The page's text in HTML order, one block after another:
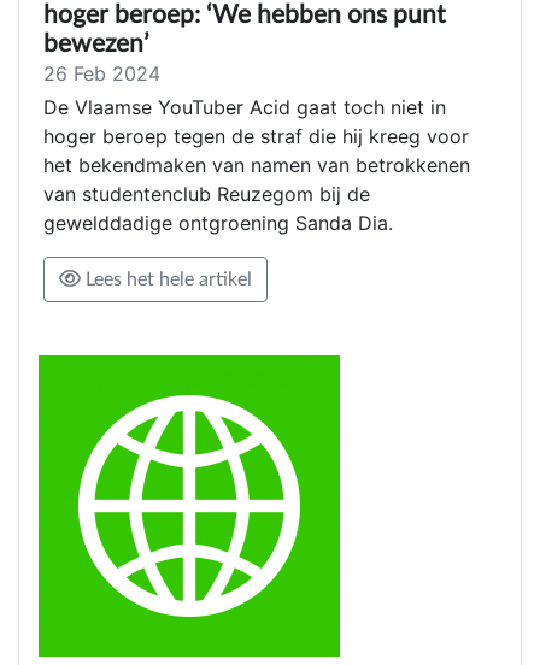
hoger beroep: ‘We hebben ons punt
bewezen’
26 Feb 2024
De Vlaamse YouTuber Acid gaat toch niet in
hoger beroep tegen de straf die hij kreeg voor
het bekendmaken van namen van betrokkenen
van studentenclub Reuzegom bij de
gewelddadige ontgroening Sanda Dia.
Lees het hele artikel